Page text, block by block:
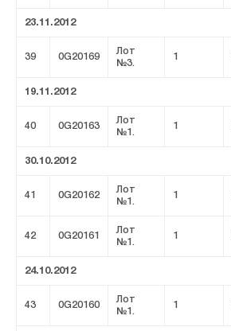
23.11.2012
39 0G20169
Лот
№3.
1
19.11.2012
40 0G20163
Лот
№1.
1
30.10.2012
41 0G20162
Лот
№1.
1
42 0G20161
Лот
№1.
1
24.10.2012
43 0G20160
Лот
№1.
1